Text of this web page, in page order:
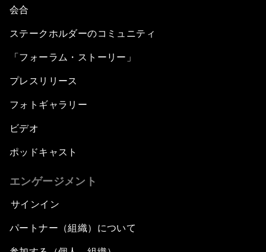
会合
ステークホルダーのコミュニティ
「フォーラム・ストーリー」
プレスリリース
フォトギャラリー
ビデオ
ポッドキャスト
エンゲージメント
サインイン
パートナー（組織）について